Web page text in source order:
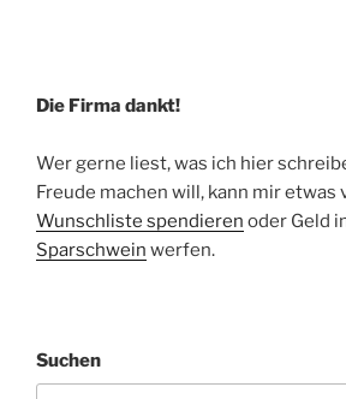
Die Firma dankt!
Wer gerne liest, was ich hier
Freude machen will, kann mir etwas
Wunschliste spendieren oder Geld
Sparschwein werfen.
Suchen